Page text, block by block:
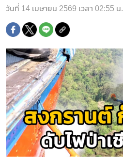
วันที่ 14 เมษายน 2569 เวลา 02:55 น.